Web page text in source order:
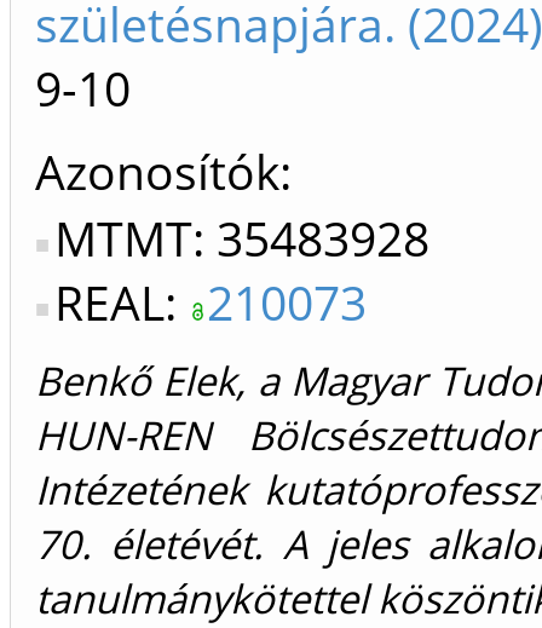
születésnapjára.
9-10
Azonosítók
MTMT: 35483928
REAL: 210073
Benkő Elek, a Magyar
HUN-REN
Intézetének
70. életévét. A jeles
tanulmánykötettel